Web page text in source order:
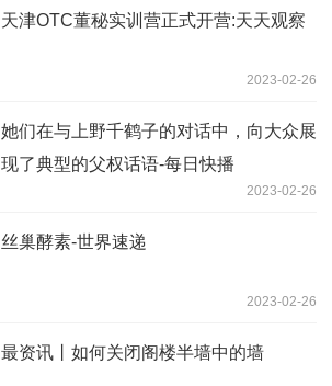
天津OTC董秘实训营正式开营:天天观察
2023-02-26
她们在与上野千鹤子的对话中，向大众展
现了典型的父权话语-每日快播
2023-02-26
丝巢酵素-世界速递
2023-02-26
最资讯丨如何关闭阁楼半墙中的墙